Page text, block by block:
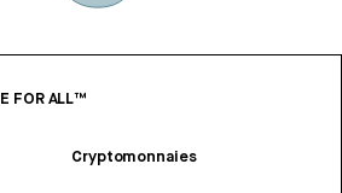
FOR ALL™
Cryptomonnaies